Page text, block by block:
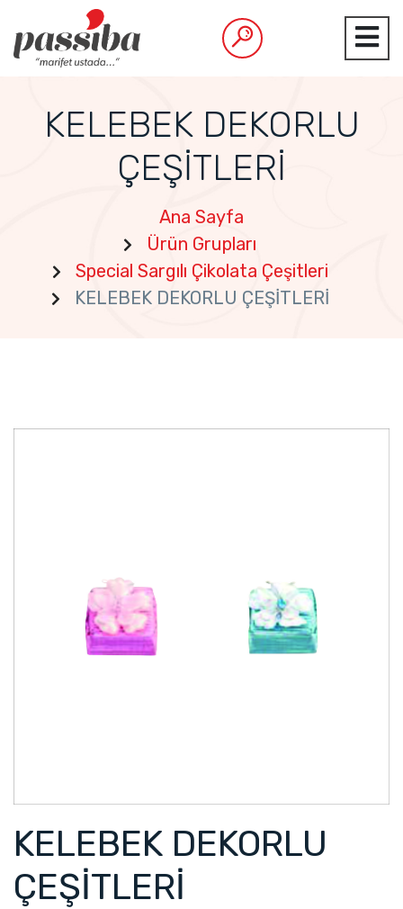
KELEBEK DEKORLU
ÇEŞİTLERİ
Ana Sayfa
Ürün Grupları
Special Sargılı Çikolata Çeşitleri
KELEBEK DEKORLU ÇEŞİTLERİ
KELEBEK DEKORLU
ÇEŞİTLERİ